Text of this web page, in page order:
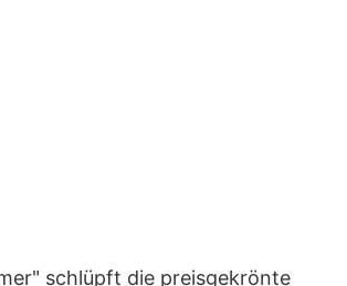
schlüpft die preisgekrönte